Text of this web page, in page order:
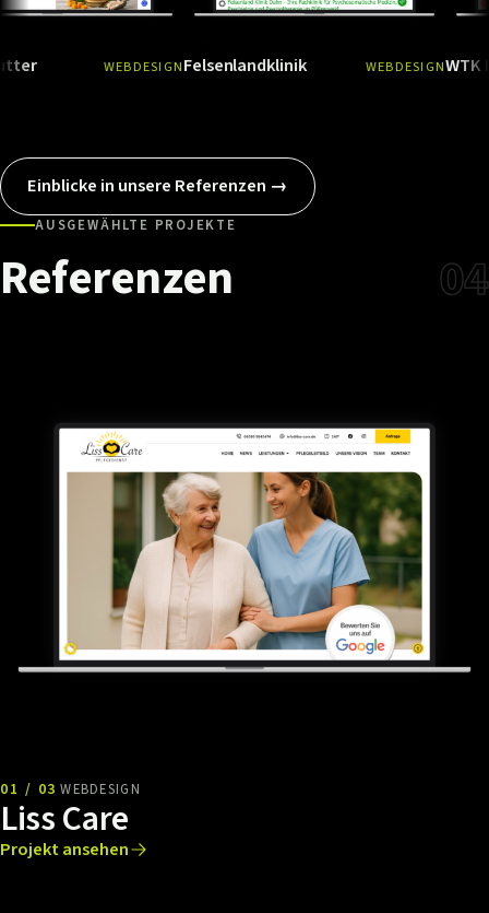
WEBDESIGN Ansehen→
Felsenlandklinik WEBDESIGN Ansehen →
WTK
Einblicke in unsere Referenzen →
AUSGEWÄHLTE PROJEKTE
Referenzen 04
01 / 03 WEBDESIGN
Liss Care
Projekt ansehen